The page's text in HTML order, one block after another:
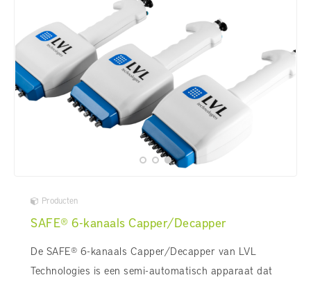
Producten
SAFE® 6-kanaals Capper/Decapper
De SAFE® 6-kanaals Capper/Decapper van LVL
Technologies is een semi-automatisch apparaat dat